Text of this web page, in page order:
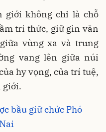
giới không chỉ là chỗ
tri thức, giữ gìn văn
vùng xa và trung
vang lên giữa núi
hy vọng, của trí tuệ,
giới.
bầu giữ chức Phó